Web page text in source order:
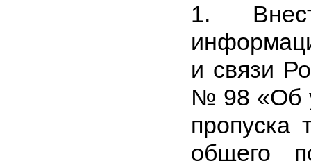
1.
и связи
№ 98 «Об
пропуска
общего